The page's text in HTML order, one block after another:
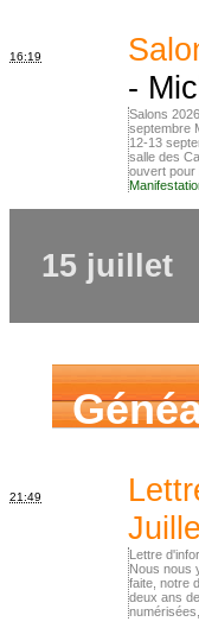
16:19
-
Salons
septembre
12-13
salle des
ouvert
15 juillet
21:49
Lettre
Nous nous
faite, notre
deux ans